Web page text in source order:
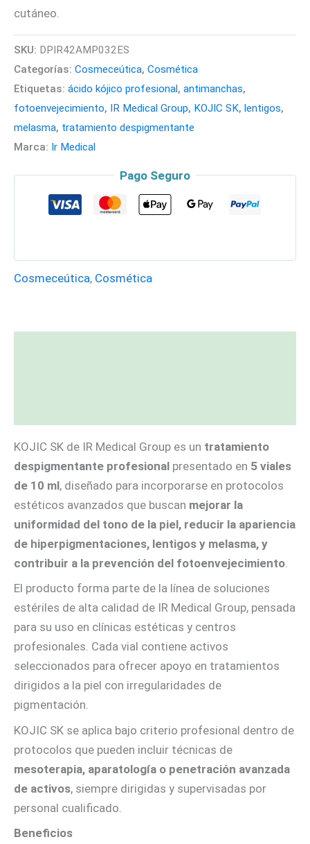
cutáneo.
SKU: DPIR42AMP032ES
Categorías: Cosmeceútica, Cosmética
Etiquetas: ácido kójico profesional , antimanchas,
fotoenvejecimiento, IR Medical Group, KOJIC SK, lentigos,
melasma, tratamiento despigmentante
Marca: Ir Medical
Pago Seguro
Cosmeceútica, Cosmética
KOJIC SK de IR Medical Group es un tratamiento
despigmentante profesional presentado en 5 viales
de 10 ml, diseñado para incorporarse en protocolos
estéticos avanzados que buscan mejorar la
uniformidad del tono de la piel, reducir la apariencia
de hiperpigmentaciones, lentigos y melasma, y
contribuir a la prevención del fotoenvejecimiento
El producto forma parte de la línea de soluciones
estériles de alta calidad de IR Medical Group, pensada
para su uso en clínicas estéticas y centros
profesionales. Cada vial contiene activos
seleccionados para ofrecer apoyo en tratamientos
dirigidos a la piel con irregularidades de
pigmentación.
KOJIC SK se aplica bajo criterio profesional dentro de
protocolos que pueden incluir técnicas de
mesoterapia, aparatología o penetración avanzada
de activos, siempre dirigidas y supervisadas por
personal cualificado.
Beneficios